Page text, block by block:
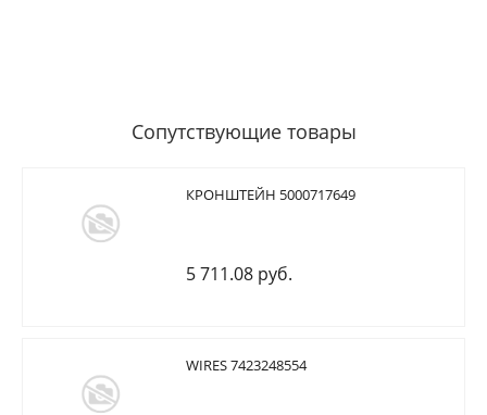
Сопутствующие товары
КРОНШТЕЙН 5000717649
5 711.08 руб.
WIRES 7423248554